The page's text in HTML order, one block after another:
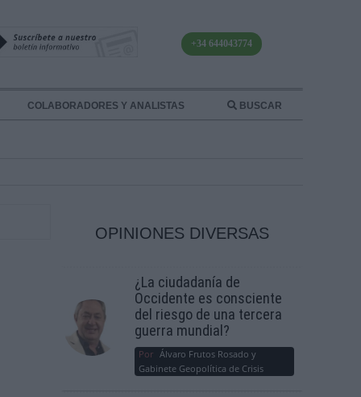
+34 644043774
COLABORADORES Y ANALISTAS BUSCAR
OPINIONES DIVERSAS
¿La ciudadanía de
Occidente es consciente
del riesgo de una tercera
guerra mundial?
Por Álvaro Frutos Rosado y
Gabinete Geopolítica de Crisis